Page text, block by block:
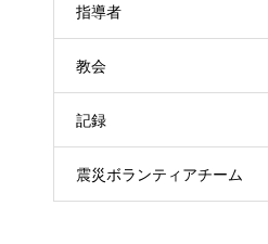
指導者
教会
記録
震災ボランティアチーム